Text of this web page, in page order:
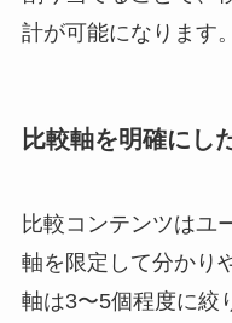
計が可能になります。
比較軸を明確にし
比較コンテンツはユ
軸を限定して分かり
軸は3〜5個程度に絞